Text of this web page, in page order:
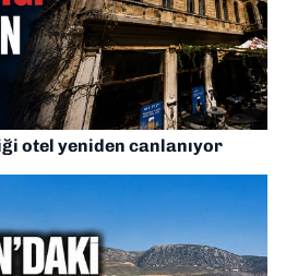
otel yeniden canlanıyor